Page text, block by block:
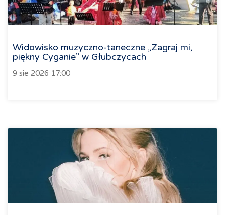
Widowisko muzyczno-taneczne „Zagraj mi,
piękny Cyganie” w Głubczycach
9 sie 2026 17:00